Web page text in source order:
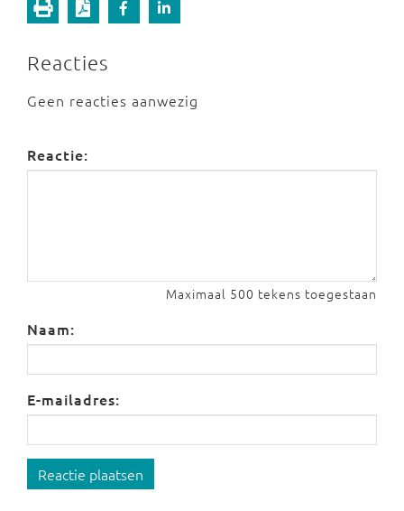
Reacties
Geen reacties aanwezig
Reactie:
Maximaal 500 tekens toegestaan
Naam:
E-mailadres:
Reactie plaatsen